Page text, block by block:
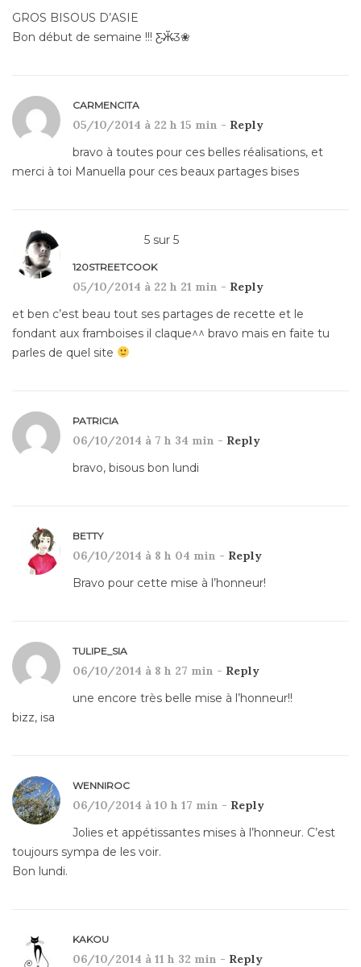
GROS BISOUS D’ASIE
Bon début de semaine !!! Ƹ̴Ӂ̴Ʒ❀
CARMENCITA
05/10/2014 à 22 h 15 min - Reply
bravo à toutes pour ces belles réalisations, et
merci à toi Manuella pour ces beaux partages bises
5 sur 5
120STREETCOOK
05/10/2014 à 22 h 21 min - Reply
et ben c’est beau tout ses partages de recette et le
fondant aux framboises il claque^^ bravo mais en faite tu
parles de quel site
PATRICIA
06/10/2014 à 7 h 34 min - Reply
bravo, bisous bon lundi
BETTY
06/10/2014 à 8 h 04 min - Reply
Bravo pour cette mise à l’honneur!
TULIPE_SIA
06/10/2014 à 8 h 27 min - Reply
une encore très belle mise à l’honneur!!
bizz, isa
WENNIROC
06/10/2014 à 10 h 17 min - Reply
Jolies et appétissantes mises à l’honneur. C’est
toujours sympa de les voir.
Bon lundi.
KAKOU
06/10/2014 à 11 h 32 min - Reply